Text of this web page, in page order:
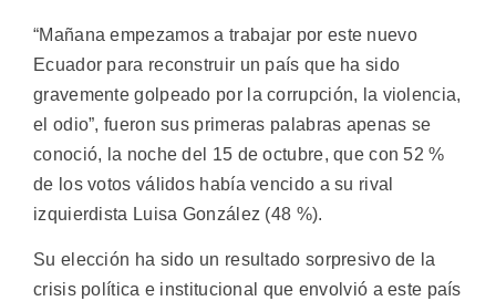
“Mañana empezamos a trabajar por este nuevo
Ecuador para reconstruir un país que ha sido
gravemente golpeado por la corrupción, la violencia,
el odio”, fueron sus primeras palabras apenas se
conoció, la noche del 15 de octubre, que con 52 %
de los votos válidos había vencido a su rival
izquierdista Luisa González (48 %).
Su elección ha sido un resultado sorpresivo de la
crisis política e institucional que envolvió a este país